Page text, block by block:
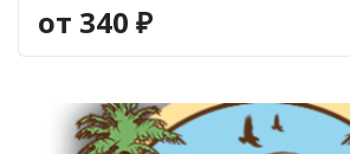
от 340 ₽